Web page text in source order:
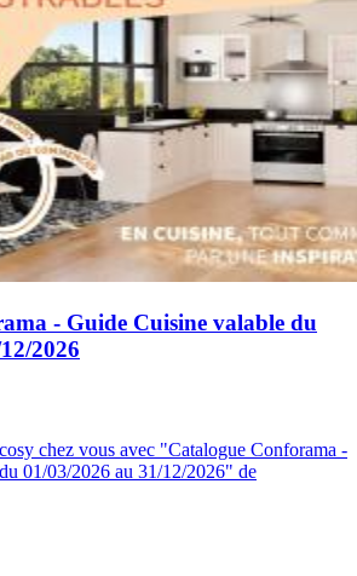
- Guide Cuisine valable du
2026
chez vous avec "Catalogue Conforama -
01/03/2026 au 31/12/2026" de